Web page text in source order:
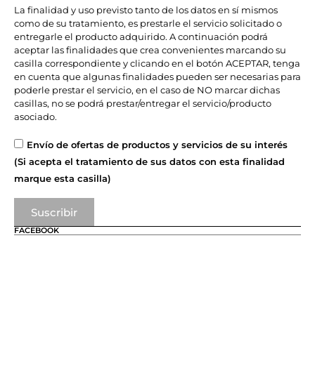
La finalidad y uso previsto tanto de los datos en sí mismos
como de su tratamiento, es prestarle el servicio solicitado o
entregarle el producto adquirido. A continuación podrá
aceptar las finalidades que crea convenientes marcando su
casilla correspondiente y clicando en el botón ACEPTAR, tenga
en cuenta que algunas finalidades pueden ser necesarias para
poderle prestar el servicio, en el caso de NO marcar dichas
casillas, no se podrá prestar/entregar el servicio/producto
asociado.
Envío de ofertas de productos y servicios de su interés
(Si acepta el tratamiento de sus datos con esta finalidad
marque esta casilla)
Suscribir
FACEBOOK